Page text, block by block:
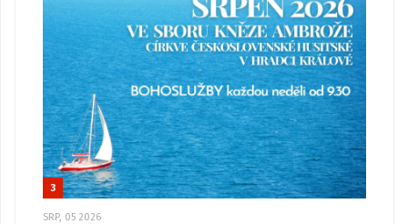
3
SRP, 05 2026